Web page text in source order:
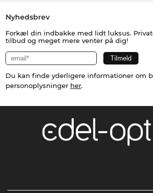
Nyhedsbrev
Forkæl din indbakke med lidt luksus.
tilbud og meget mere venter på dig!
Du kan finde yderligere informationer om
personoplysninger her.